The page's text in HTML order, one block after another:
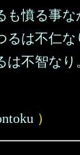
憤る事な
は不仁な
不智なり
）